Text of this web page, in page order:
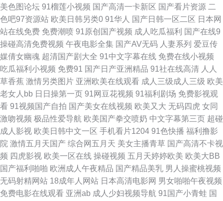
专区 91亚洲网站 www国产色片 东京热AV导航网 精东免费视频 免费的瑟瑟
的网站 日本丝袜足交 丝袜视频 亚洲情色图网站 91干逼网 99热精偷拍 超碰
欧美成人 国产AV探花 激情片a级试看 瑟瑟五月天婷婷 在线看视频污 97日韩
色情 超碰人人操人人操 国产精品福利社 日韩超碰 草逼电影网站 国内精品第
一页 91黄下载 成人午夜A片 黄色视频链接 欧美熟妇激情 色色看片 影音先锋
自拍在线 91熟女视频口 白丝内射91AV 国产91理论在线 激情导航 欧美少女
性交 熟妇人妻一区二区 影音先锋丁香四月 97超碰女人 成人免费观看视频 后
入美女的网站 蜜臀性爱av 日本在线观看 伊人成人在线视频 aV经典在线导航
美色图论坛 91榴莲小视频 国产高清一卡新区 国产看片资源 二
色吧97资源站 欧美日韩另类0 91华人 国产日韩一区二区 日本网
站在线免费 免费潮喷 91原创国产视频 成人吃瓜福利 国产在线9
操碰高清免费视频 午夜电影全集 国产AV无码 人妻系列 爱豆传
媒倩女幽魂 超清国产剧大全 91中文字幕在线 免费在线小视频
吃瓜福利小视频 免费91 国产日产亚洲精品 91社在线高清 人人
草香蕉 激情另类图片 亚洲欧美在线观看 成人三级成人三级 欧美
老女人bb 日日操第一页 91网豆花视频 91福利剧场 免费影视观
看 91视频国产自拍 国产美女在线视频 欧美又大 无码四虎 女同
激吻视频 极品性爱导航 欧美国产拳交喷奶 中文字幕第三页 超碰
成人影视 欧美日韩中文一区 手机看片1204 91色快播 福利撸影
院 激情五月天国产 综合网五月天 美女主播青草 国产高清不卡视
频 四虎影视 欧美一区在线 操碰视频 五月天婷婷欧美 欧美大BB
国产福利啪啪 欧洲成人午夜精品 国产精品美乳 男人操蜜桃视频
无码射精网站 18成年人网站 日本高清电影网 男女啪啪午夜视频
免费电影在线观看 亚洲ab 成人少妇视频导航 91国产小青蛙 国